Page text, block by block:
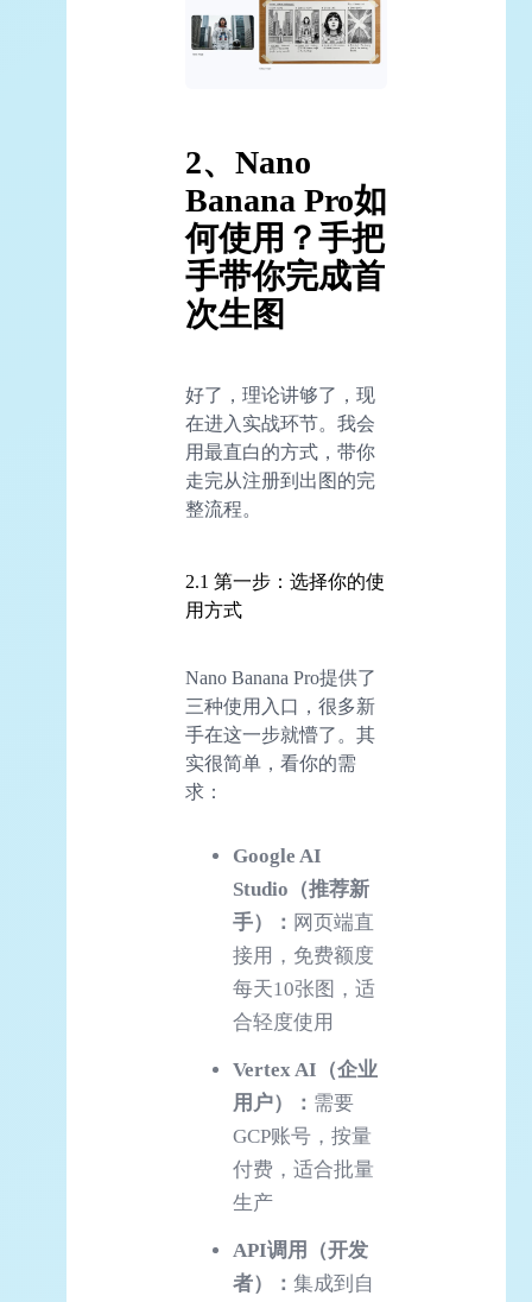
2、Nano
Banana Pro如
何使用？手把
手带你完成首
次生图
好了，理论讲够了，现
在进入实战环节。我会
用最直白的方式，带你
走完从注册到出图的完
整流程。
2.1 第一步：选择你的使
用方式
Nano Banana Pro提供了
三种使用入口，很多新
手在这一步就懵了。其
实很简单，看你的需
求：
Google AI
Studio（推荐新
手）： 网页端直
接用，免费额度
每天10张图，适
合轻度使用
VertexAI （企业
用户）： 需要
GCP账号，按量
付费，适合批量
生产
API调用（开发
者）： 集成到自